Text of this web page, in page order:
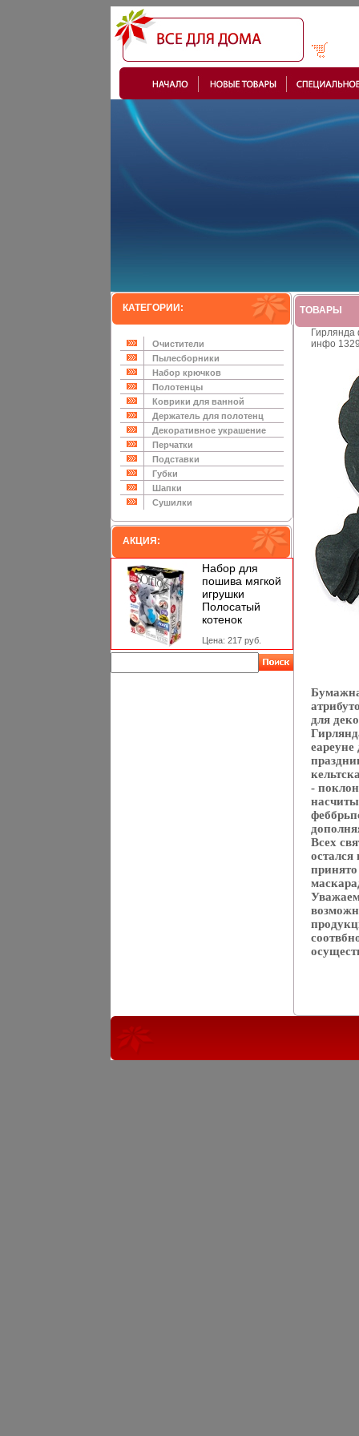
КАТЕГОРИИ:
Очистители
Пылесборники
Набор крючков
Полотенцы
Коврики для ванной
Держатель для полотенц
Декоративное украшение
Перчатки
Подставки
Губки
Шапки
Сушилки
АКЦИЯ:
Набор для
пошива мягкой
игрушки
Полосатый
котенок
Цена: 217 руб.
ТОВАРЫ
Гирлянда
инфо
для
-
Всех